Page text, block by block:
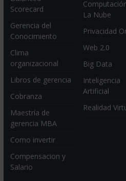
Scorecard
Gerencia del
Conocimiento
Clima
organizacional
Libros de gerencia
Cobranza
Maestría de
gerencia MBA
Como invertir
Compensacion y
Salario
La Nube
Privacidad
Web 2.0
Big Data
Inteligencia
Artificial
Realidad